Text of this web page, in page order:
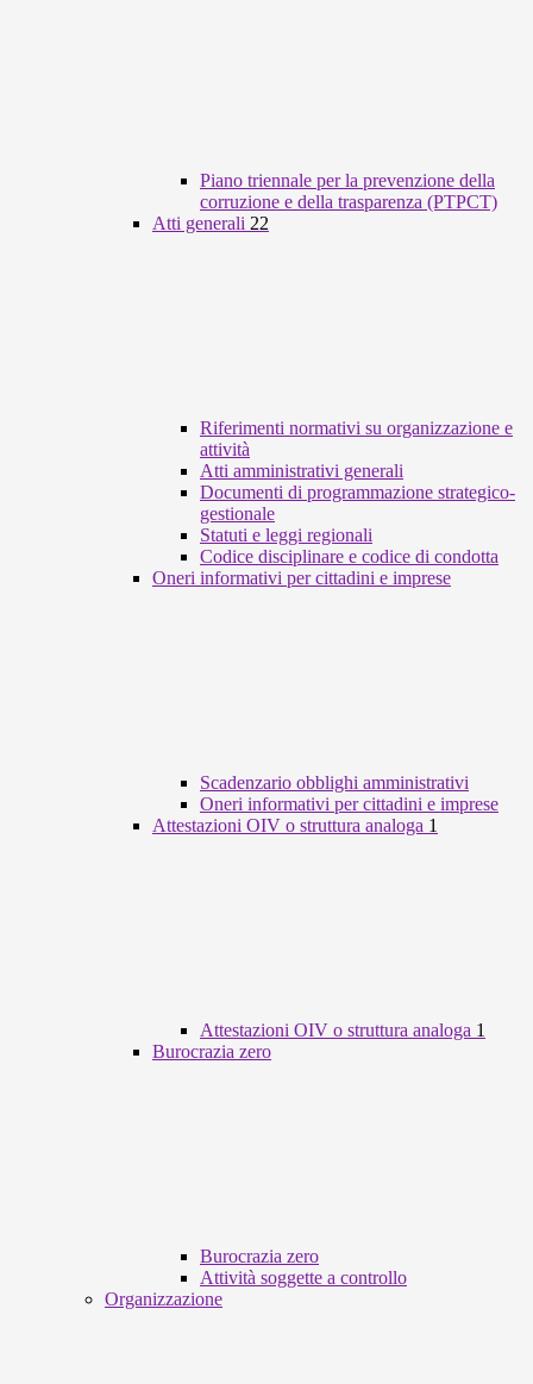
Piano triennale per la prevenzione della
corruzione e della trasparenza (PTPCT)
Atti generali 22
Riferimenti normativi su organizzazione e
attività
Atti amministrativi generali
Documenti di programmazione strategico-
gestionale
Statuti e leggi regionali
Codice disciplinare e codice di condotta
Oneri informativi per cittadini e imprese
Scadenzario obblighi amministrativi
Oneri informativi per cittadini e imprese
Attestazioni OIV o struttura analoga 1
Attestazioni OIV o struttura analoga 1
Burocrazia zero
Burocrazia zero
Attività soggette a controllo
Organizzazione